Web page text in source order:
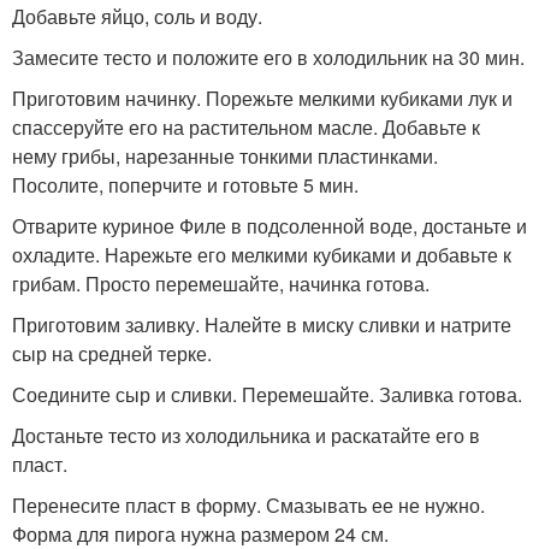
Добавьте яйцо, соль и воду.
Замесите тесто и положите его в холодильник на 30 мин.
Приготовим начинку. Порежьте мелкими кубиками лук и
спассеруйте его на растительном масле. Добавьте к
нему грибы, нарезанные тонкими пластинками.
Посолите, поперчите и готовьте 5 мин.
Отварите куриное Филе в подсоленной воде, достаньте и
охладите. Нарежьте его мелкими кубиками и добавьте к
грибам. Просто перемешайте, начинка готова.
Приготовим заливку. Налейте в миску сливки и натрите
сыр на средней терке.
Соедините сыр и сливки. Перемешайте. Заливка готова.
Достаньте тесто из холодильника и раскатайте его в
пласт.
Перенесите пласт в форму. Смазывать ее не нужно.
Форма для пирога нужна размером 24 см.